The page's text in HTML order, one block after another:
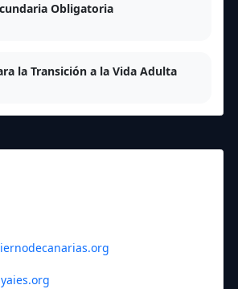
Obligatoria
la Transición a la Vida Adulta